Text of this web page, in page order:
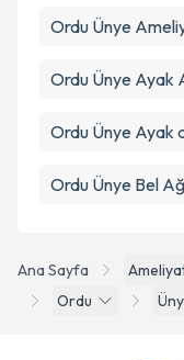
Ana Sayfa
Ordu
Ordu Ünye
Ordu Ünye Ayak
Ordu Ünye Ayak
Ordu Ünye Bel